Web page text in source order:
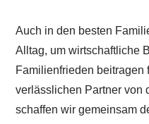
Auch in den besten
Alltag, um wirtschaftliche
Familienfrieden
verlässlichen Partner von
schaffen wir gemeinsam